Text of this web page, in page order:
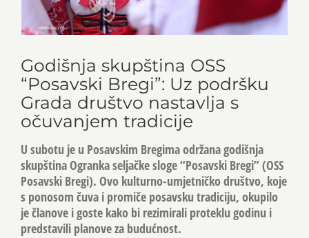
Godišnja skupština OSS
“Posavski Bregi”: Uz podršku
Grada društvo nastavlja s
očuvanjem tradicije
U subotu je u Posavskim Bregima održana godišnja
skupština Ogranka seljačke sloge “Posavski Bregi” (OSS
Posavski Bregi). Ovo kulturno-umjetničko društvo, koje
s ponosom čuva i promiče posavsku tradiciju, okupilo
je članove i goste kako bi rezimirali proteklu godinu i
predstavili planove za budućnost.